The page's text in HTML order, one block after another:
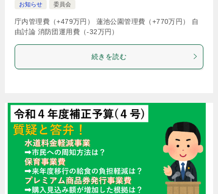
お知らせ
委員会
庁内管理費（+479万円） 蓮池公園管理費（+770万円） 自
由討論 消防団運用費（-32万円）
続きを読む